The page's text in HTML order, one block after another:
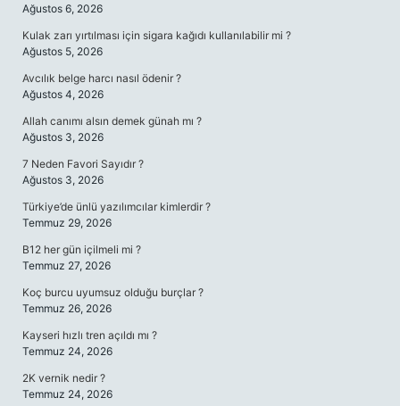
Ağustos 6, 2026
Kulak zarı yırtılması için sigara kağıdı kullanılabilir mi ?
Ağustos 5, 2026
Avcılık belge harcı nasıl ödenir ?
Ağustos 4, 2026
Allah canımı alsın demek günah mı ?
Ağustos 3, 2026
7 Neden Favori Sayıdır ?
Ağustos 3, 2026
Türkiye’de ünlü yazılımcılar kimlerdir ?
Temmuz 29, 2026
B12 her gün içilmeli mi ?
Temmuz 27, 2026
Koç burcu uyumsuz olduğu burçlar ?
Temmuz 26, 2026
Kayseri hızlı tren açıldı mı ?
Temmuz 24, 2026
2K vernik nedir ?
Temmuz 24, 2026